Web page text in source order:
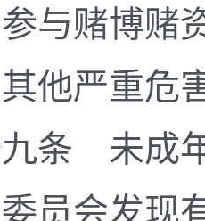
赌博赌
严重危
未成年
员会发现